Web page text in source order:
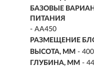
БАЗОВЫЕ
ПИТАНИЯ
- AA450
РАЗМЕЩЕНИЕ
ВЫСОТА, ММ - 400
ГЛУБИНА, ММ -